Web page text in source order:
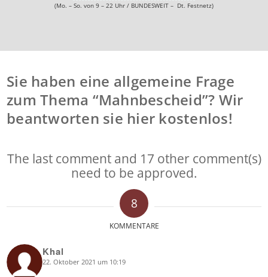
(Mo. – So. von 9 – 22 Uhr / BUNDESWEIT – Dt. Festnetz)
Sie haben eine allgemeine Frage
zum Thema “Mahnbescheid”? Wir
beantworten sie hier kostenlos!
The last comment and 17 other comment(s)
need to be approved.
8
KOMMENTARE
Khal
says: 22. Oktober 2021 um 10:19